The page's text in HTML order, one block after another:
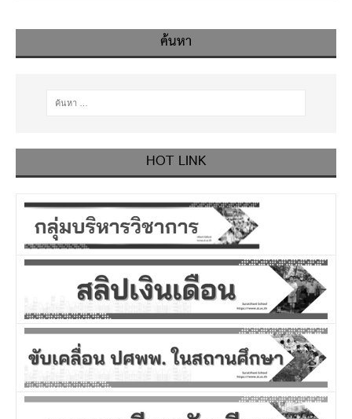
ค้นหา
HOT LINK